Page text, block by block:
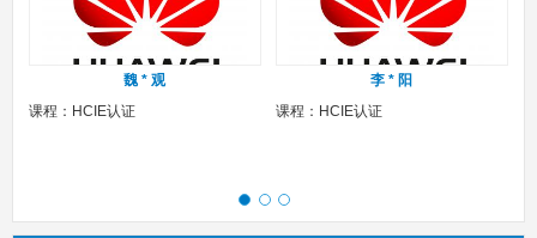
魏 * 观
课程：HCIE认证
李 * 阳
课程：HCIE认证